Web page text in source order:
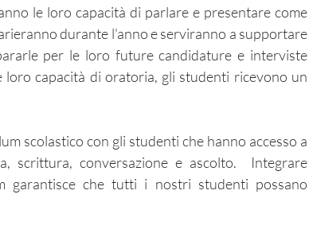
le loro capacità di parlare e presentare come
durante l'anno e serviranno a supportare
per le loro future candidature e interviste
capacità di oratoria, gli studenti ricevono un
scolastico con gli studenti che hanno accesso a
scrittura, conversazione e ascolto. Integrare
garantisce che tutti i nostri studenti possano